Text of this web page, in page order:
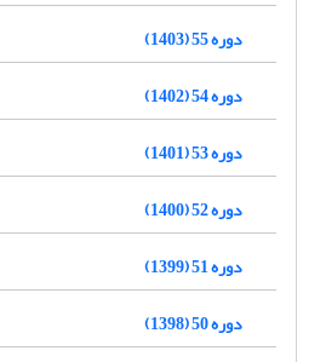
دوره 55 (1403)
دوره 54 (1402)
دوره 53 (1401)
دوره 52 (1400)
دوره 51 (1399)
دوره 50 (1398)